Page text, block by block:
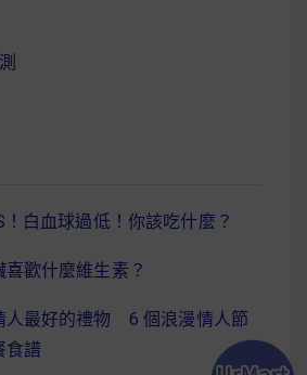
！白血球過低！你該吃什麼？
喜歡什麼維生素？
人最好的禮物 6 個浪漫情人節
食譜